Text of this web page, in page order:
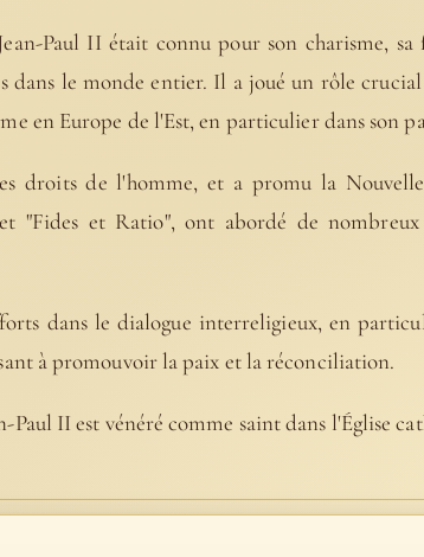
Paul II était connu pour son charisme,
dans le monde entier. Il a joué un rôle
en Europe de l'Est, en particulier dans son
de l'homme, et a promu la Nouvelle
"Fides et Ratio", ont abordé de
dans le dialogue interreligieux, en
à promouvoir la paix et la réconciliation.
Paul II est vénéré comme saint dans l'Église
Jean-Paul II